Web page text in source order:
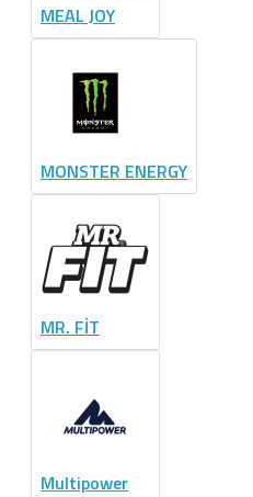
MEAL JOY
MONSTER ENERGY
MR. FİT
Multipower